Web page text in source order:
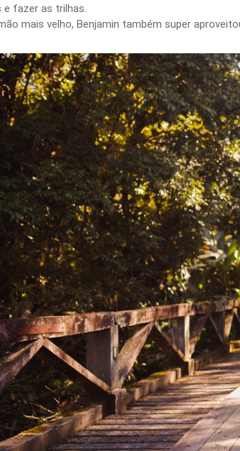
e fazer as trilhas.
mais velho, Benjamin também super